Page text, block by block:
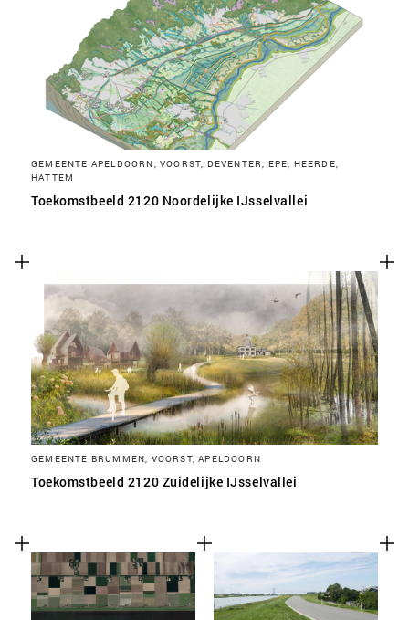
GEMEENTE APELDOORN, VOORST, DEVENTER, EPE, HEERDE,
HATTEM
Toekomstbeeld 2120 Noordelijke IJsselvallei
GEMEENTE BRUMMEN, VOORST, APELDOORN
Toekomstbeeld 2120 Zuidelijke IJsselvallei
SLA VOORKEUREN OP